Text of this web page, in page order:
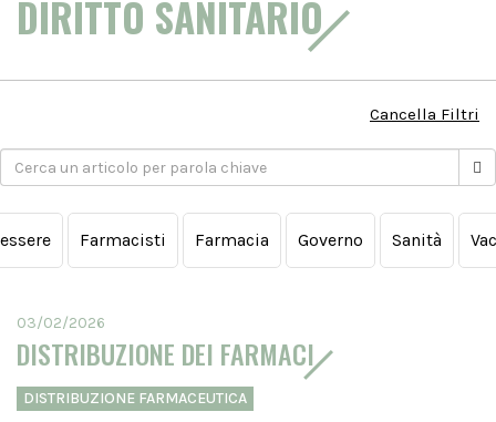
DIRITTO SANITARIO
Cancella Filtri
Farmacisti Farmacia Governo Sanità
03/02/2026
DISTRIBUZIONE DEI FARMACI
DISTRIBUZIONE FARMACEUTICA